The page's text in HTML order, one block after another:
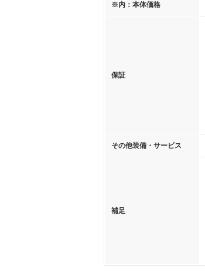
※内：本体価格
保証
その他装備・サービス
補足